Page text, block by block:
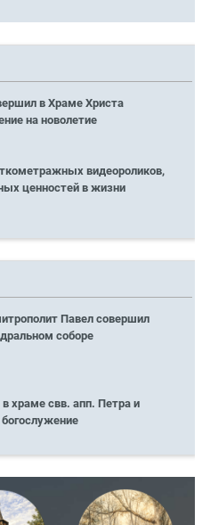
в Храме Христа
на новолетие
видеороликов,
ценностей в жизни
Павел совершил
соборе
в храме свв. апп. Петра и